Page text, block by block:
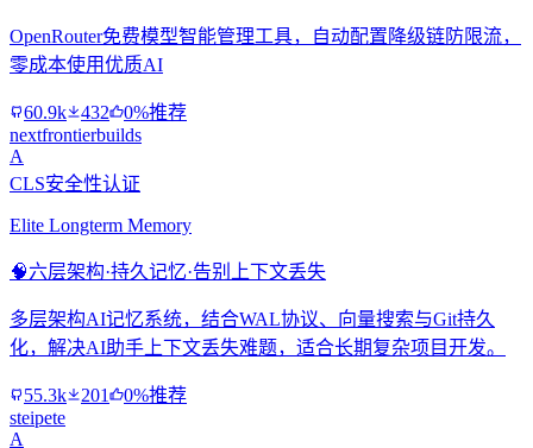
OpenRouter免费模型智能管理工具，自动配置降级链防限流，
零成本使用优质AI
60.9k 432
0%推荐
nextfrontierbuilds
A
CLS安全性认证
Elite Longterm Memory
🧠六层架构·持久记忆·告别上下文丢失
多层架构AI记忆系统，结合WAL协议、向量搜索与Git持久
化，解决AI助手上下文丢失难题，适合长期复杂项目开发。
55.3k 201
0%推荐
steipete
A